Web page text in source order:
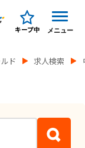
キープ中 メニュー
ド 求人検索